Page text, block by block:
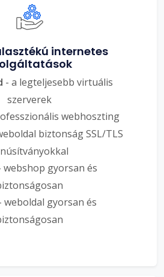
internetes
- a legteljesebb virtuális
szerverek
webhoszting
biztonság SSL/TLS
webshop gyorsan és
gyorsan és